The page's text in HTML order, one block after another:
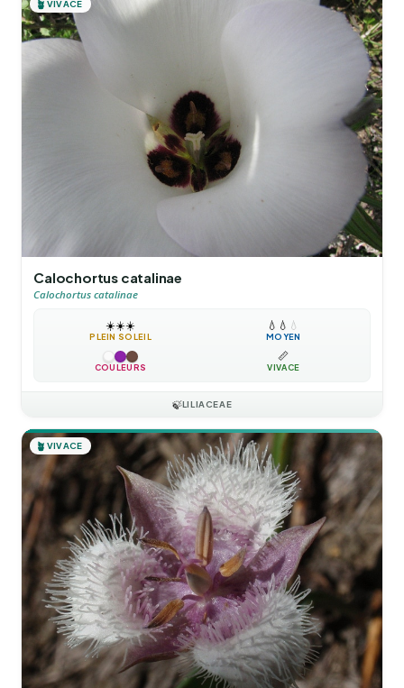
🪴 VIVACE
Calochortus catalinae
Calochortus catalinae
☀️☀️☀️
PLEIN SOLEIL
💧 💧 💧
MOYEN
COULEURS
📏
VIVACE
🍃LILIACEAE
🪴 VIVACE